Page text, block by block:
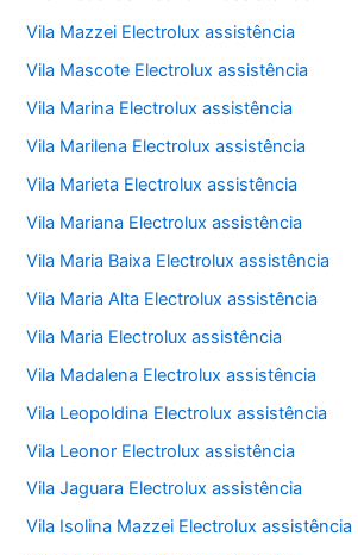
Vila Mazzei Electrolux assistência
Vila Mascote Electrolux assistência
Vila Marina Electrolux assistência
Vila Marilena Electrolux assistência
Vila Marieta Electrolux assistência
Vila Mariana Electrolux assistência
Vila Maria Baixa Electrolux assistência
Vila Maria Alta Electrolux assistência
Vila Maria Electrolux assistência
Vila Madalena Electrolux assistência
Vila Leopoldina Electrolux assistência
Vila Leonor Electrolux assistência
Vila Jaguara Electrolux assistência
Vila Isolina Mazzei Electrolux assistência